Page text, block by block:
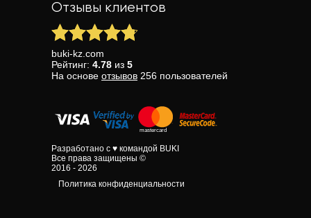
Отзывы клиентов
buki-kz.com
Рейтинг: 4.78 из 5
На основе отзывов 256 пользователей
Разработано с ♥ командой BUKI
Все права защищены ©
2016 - 2026
Политика конфиденциальности